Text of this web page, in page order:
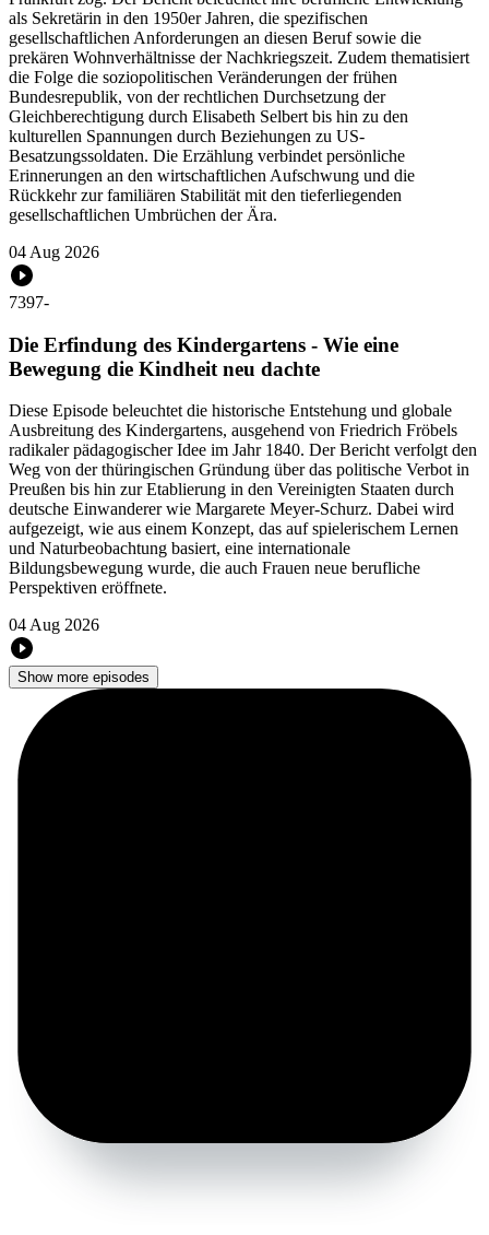
als Sekretärin in den 1950er Jahren, die spezifischen
gesellschaftlichen Anforderungen an diesen Beruf sowie die
prekären Wohnverhältnisse der Nachkriegszeit. Zudem thematisiert
die Folge die soziopolitischen Veränderungen der frühen
Bundesrepublik, von der rechtlichen Durchsetzung der
Gleichberechtigung durch Elisabeth Selbert bis hin zu den
kulturellen Spannungen durch Beziehungen zu US-
Besatzungssoldaten. Die Erzählung verbindet persönliche
Erinnerungen an den wirtschaftlichen Aufschwung und die
Rückkehr zur familiären Stabilität mit den tieferliegenden
gesellschaftlichen Umbrüchen der Ära.
04 Aug 2026
7397-
Die Erfindung des Kindergartens - Wie eine
Bewegung die Kindheit neu dachte
Diese Episode beleuchtet die historische Entstehung und globale
Ausbreitung des Kindergartens, ausgehend von Friedrich Fröbels
radikaler pädagogischer Idee im Jahr 1840. Der Bericht verfolgt den
Weg von der thüringischen Gründung über das politische Verbot in
Preußen bis hin zur Etablierung in den Vereinigten Staaten durch
deutsche Einwanderer wie Margarete Meyer-Schurz. Dabei wird
aufgezeigt, wie aus einem Konzept, das auf spielerischem Lernen
und Naturbeobachtung basiert, eine internationale
Bildungsbewegung wurde, die auch Frauen neue berufliche
Perspektiven eröffnete.
04 Aug 2026
Show more episodes